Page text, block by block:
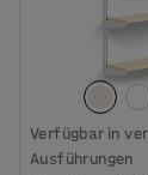
Verfügbar in
Ausführungen